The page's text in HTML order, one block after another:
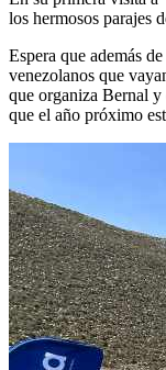
los hermosos parajes
Espera que además
venezolanos que
que organiza Bernal y
que el año próximo